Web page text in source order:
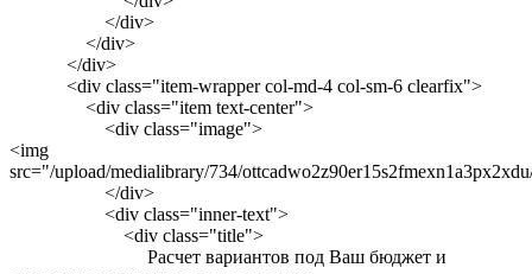
</div>
</div>
</div>
<div class="item-wrapper col-md-4 col-sm-6 clearfix">
<div class="item text-center">
<div class="image">
<img
src="/upload/medialibrary/734/
</div>
<div class="inner-text">
<div class="title">
Расчет вариантов под Ваш бюджет и